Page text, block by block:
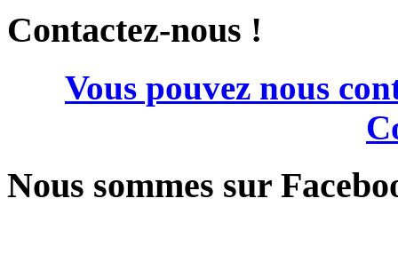
Contactez-nous !
Vous pouvez nous
Nous sommes sur